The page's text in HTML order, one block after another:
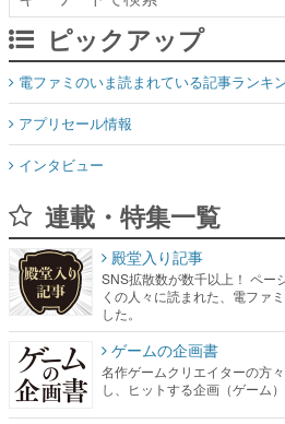
ピックアップ
電ファミのいま読まれている記事ランキ
アプリセール情報
インタビュー
連載・特集一覧
殿堂入り記事
SNS拡散数が数千以上！ ペー
くの人々に読まれた、電ファ
した。
ゲームの企画書
名作ゲームクリエイターの方
し、ヒットする企画（ゲーム